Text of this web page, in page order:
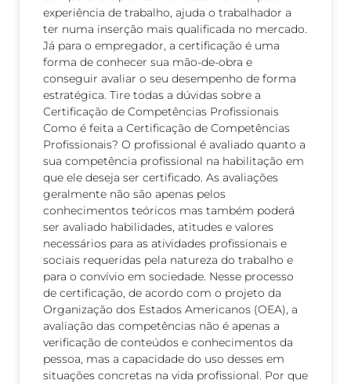
experiência de trabalho, ajuda o trabalhador a
ter numa inserção mais qualificada no mercado.
Já para o empregador, a certificação é uma
forma de conhecer sua mão-de-obra e
conseguir avaliar o seu desempenho de forma
estratégica. Tire todas a dúvidas sobre a
Certificação de Competências Profissionais
Como é feita a Certificação de Competências
Profissionais? O profissional é avaliado quanto a
sua competência profissional na habilitação em
que ele deseja ser certificado. As avaliações
geralmente não são apenas pelos
conhecimentos teóricos mas também poderá
ser avaliado habilidades, atitudes e valores
necessários para as atividades profissionais e
sociais requeridas pela natureza do trabalho e
para o convívio em sociedade. Nesse processo
de certificação, de acordo com o projeto da
Organização dos Estados Americanos (OEA), a
avaliação das competências não é apenas a
verificação de conteúdos e conhecimentos da
pessoa, mas a capacidade do uso desses em
situações concretas na vida profissional. Por que